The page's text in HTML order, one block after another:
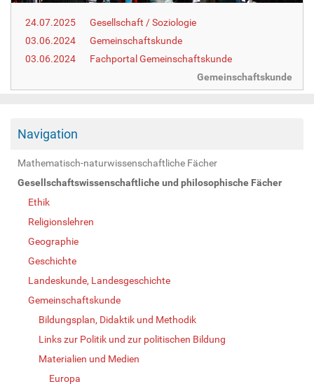
24.07.2025
Gesellschaft / Soziologie
03.06.2024
Gemeinschaftskunde
03.06.2024
Fachportal Gemeinschaftskunde
Gemeinschaftskunde
Navigation
Mathematisch-naturwissenschaftliche Fächer
Gesellschaftswissenschaftliche und philosophische Fächer
Ethik
Religionslehren
Geographie
Geschichte
Landeskunde, Landesgeschichte
Gemeinschaftskunde
Bildungsplan, Didaktik und Methodik
Links zur Politik und zur politischen Bildung
Materialien und Medien
Europa